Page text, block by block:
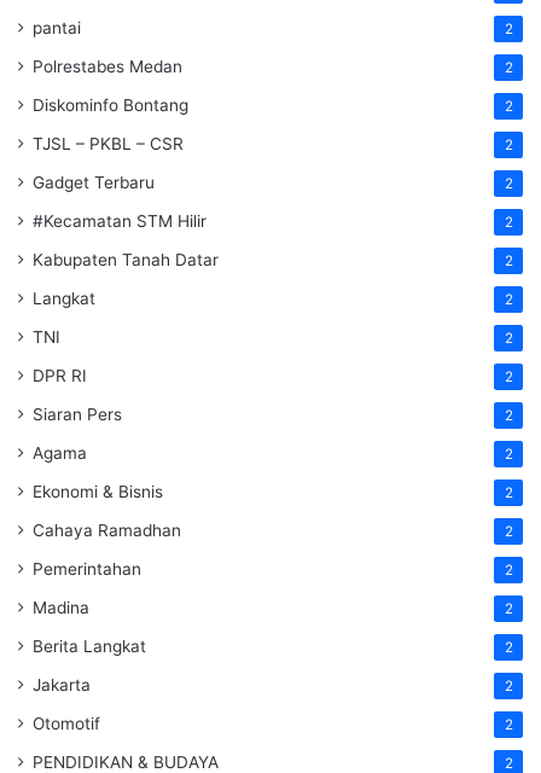
pantai 2
Polrestabes Medan 2
Diskominfo Bontang 2
TJSL – PKBL – CSR 2
Gadget Terbaru 2
#Kecamatan STM Hilir 2
Kabupaten Tanah Datar 2
Langkat 2
TNI 2
DPR RI 2
Siaran Pers 2
Agama 2
Ekonomi & Bisnis 2
Cahaya Ramadhan 2
Pemerintahan 2
Madina 2
Berita Langkat 2
Jakarta 2
Otomotif 2
PENDIDIKAN & BUDAYA 2